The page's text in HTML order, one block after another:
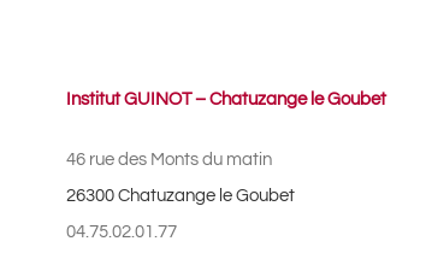
Institut GUINOT – Chatuzange le Goubet
46 rue des Monts du matin
26300 Chatuzange le Goubet
04.75.02.01.77